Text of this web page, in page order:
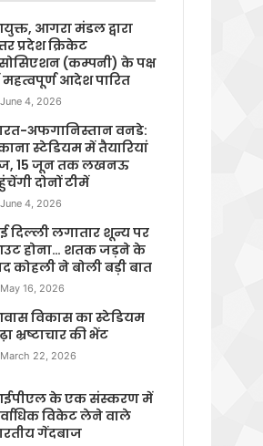
आगरा मंडल द्वारा
प्रदेश क्रिकेट
(कम्पनी) के पक्ष
आदेश पारित
June 4, 2026
अफगानिस्तान वनडे:
स्टेडियम में तैयारियां
15 जून तक लखनऊ
दोनों टीमें
June 4, 2026
दिल्ली लगातार शून्य पर
होना… शतक जड़ने के
कोहली ने बोली बड़ी बात
May 16, 2026
विकास का स्टेडियम
भ्रष्टाचार की भेंट
March 22, 2026
के एक संस्करण में
विकेट लेने वाले
गेंदबाज